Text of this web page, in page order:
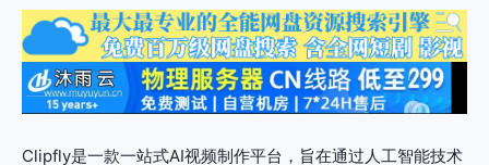
Clipfly是一款一站式AI视频制作平台，旨在通过人工智能技术